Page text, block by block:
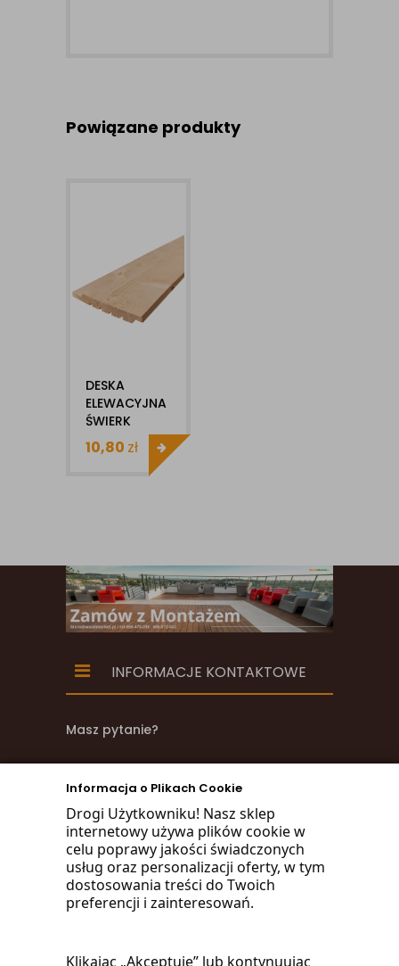
Informacja o Plikach Cookie
Drogi Użytkowniku! Nasz sklep
internetowy używa plików cookie w
celu poprawy jakości świadczonych
usług oraz personalizacji oferty, w tym
dostosowania treści do Twoich
preferencji i zainteresowań.
Klikając „Akceptuję” lub kontynuując
Powiązane produkty
DESKA
ELEWACYJNA
ŚWIERK
SKANDYNAWSKI
20X146MM
X1MB KL AB
10,80 zł
INFORMACJE KONTAKTOWE
Masz pytanie?
zadzwoń
668 470 038
660 072 042
lub napisz:
biuro@woodmarket.pl